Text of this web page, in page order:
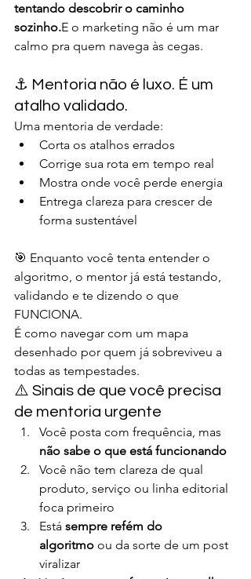
tentando descobrir o caminho
sozinho.E o marketing não é um mar
calmo pra quem navega às cegas.
⚓ Mentoria não é luxo. É um
atalho validado.
Uma mentoria de verdade:
Corta os atalhos errados
Corrige sua rota em tempo real
Mostra onde você perde energia
Entrega clareza para crescer de
forma sustentável
🎯 Enquanto você tenta entender o
algoritmo, o mentor já está testando,
validando e te dizendo o que
FUNCIONA.
É como navegar com um mapa
desenhado por quem já sobreviveu a
todas as tempestades.
⚠️ Sinais de que você precisa
de mentoria urgente
Você posta com frequência, mas
não sabe o que está funcionando
Você não tem clareza de qual
produto, serviço ou linha editorial
foca primeiro
Está sempre refém do
algoritmo ou da sorte de um post
viralizar